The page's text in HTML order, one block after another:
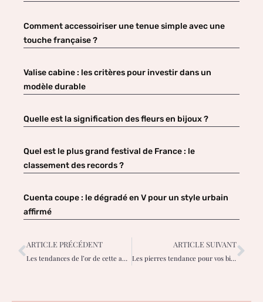
Comment accessoiriser une tenue simple avec une
touche française ?
Valise cabine : les critères pour investir dans un
modèle durable
Quelle est la signification des fleurs en bijoux ?
Quel est le plus grand festival de France : le
classement des records ?
Cuenta coupe : le dégradé en V pour un style urbain
affirmé
ARTICLE PRÉCÉDENT
Les tendances de l’or de cette année 2023
ARTICLE SUIVANT
Les pierres tendance pour vos bijoux d’été